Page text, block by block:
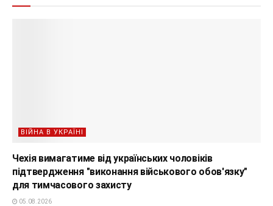
ВІЙНА В УКРАЇНІ
Чехія вимагатиме від українських чоловіків
підтвердження "виконання військового обов'язку"
для тимчасового захисту
05.08.2026